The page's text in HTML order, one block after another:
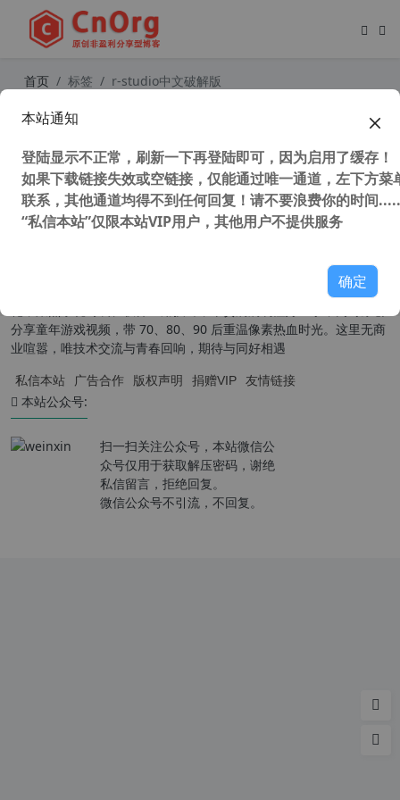
首页 标签 r-studio中文破解版
35,011 次浏览 编程开发
本扎根草根，为普通用户提供实用有趣的内容。技术分享主打原创汉
分享童年游戏视频，带 70、80、90 后重温像素热血时光。这里无商
业喧嚣，唯技术交流与青春回响，期待与同好相遇
私信本站 广告合作 版权声明 捐赠VIP 友情链接
本站公众号:
扫一扫关注公众号，本站微信公
众号仅用于获取解压密码，谢绝
私信留言，拒绝回复。
微信公众号不引流，不回复。
本站通知
登陆显示不正常，刷新一下再登陆即可，因为启用了缓存！
如果下载链接失效或空链接，仅能通过唯一通道，左下方菜
联系，其他通道均得不到任何回复！请不要浪费你的时间
“私信本站”仅限本站VIP用户，其他用户不提供服务
确定